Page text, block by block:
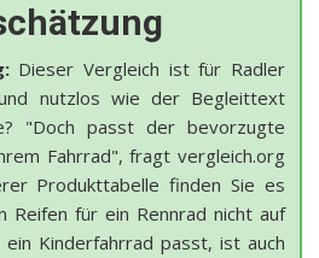
Dieser Vergleich ist für Radler
nutzlos wie der Begleittext
"Doch passt der bevorzugte
Fahrrad", fragt vergleich.org
Produkttabelle finden Sie es
Reifen für ein Rennrad nicht auf
Kinderfahrrad passt, ist auch